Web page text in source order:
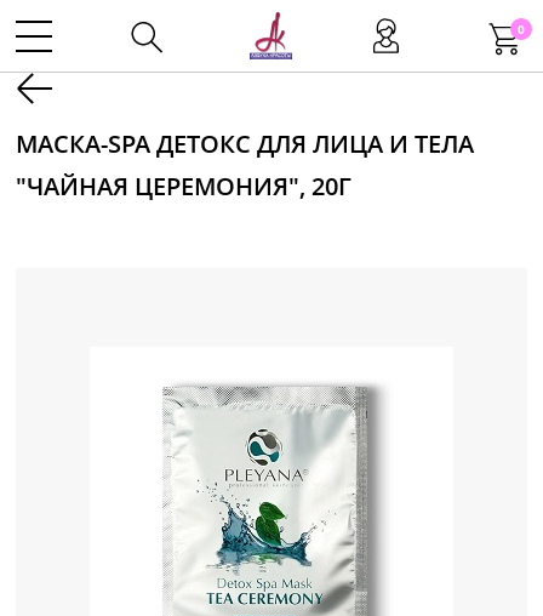
0
Инструменты
Маникюр
Одноразовая продукция
Уход за кожей
МАСКА-SPA ДЕТОКС ДЛЯ ЛИЦА И ТЕЛА
"ЧАЙНАЯ ЦЕРЕМОНИЯ", 20Г